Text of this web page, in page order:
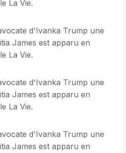
La Vie.
d'Ivanka Trump une
James est apparu en
La Vie.
d'Ivanka Trump une
James est apparu en
La Vie.
d'Ivanka Trump une
James est apparu en